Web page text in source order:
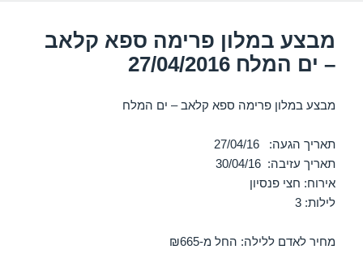
k
מבצע במלון פרימה ספא קלאב
– ים המלח 27/04/2016
מבצע במלון פרימה ספא קלאב – ים המלח
תאריך הגעה: 27/04/16
תאריך עזיבה: 30/04/16
אירוח: חצי פנסיון
לילות: 3
מחיר לאדם ללילה: החל מ-₪665